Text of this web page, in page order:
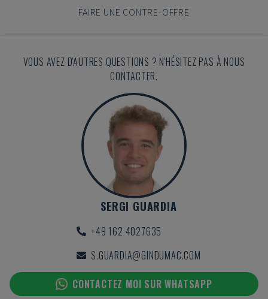
FAIRE UNE CONTRE-OFFRE
VOUS AVEZ D'AUTRES QUESTIONS ? N'HÉSITEZ PAS À NOUS
CONTACTER.
SERGI GUARDIA
+49 162 4027635
S.GUARDIA@GINDUMAC.COM
CONTACTEZ MOI SUR WHATSAPP